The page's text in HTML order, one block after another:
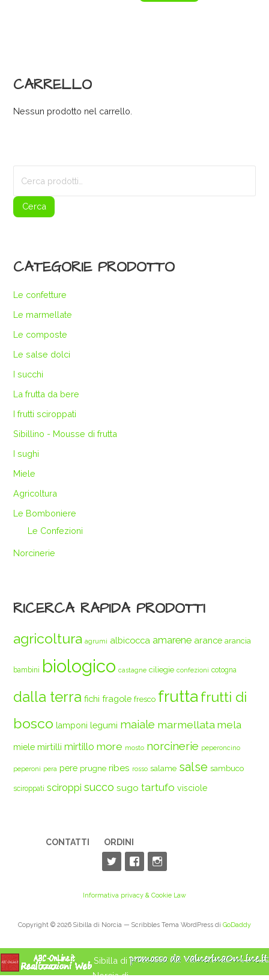
CARRELLO
Nessun prodotto nel carrello.
Cerca
CATEGORIE PRODOTTO
Le confetture
Le marmellate
Le composte
Le salse dolci
I succhi
La frutta da bere
I frutti sciroppati
Sibillino - Mousse di frutta
I sughi
Miele
Agricoltura
Le Bomboniere
Le Confezioni
Norcinerie
RICERCA RAPIDA PRODOTTI
agricoltura agrumi albicocca amarene arance arancia
bambini biologico castagne ciliegie confezioni cotogna
dalla terra fichi fragole fresco frutta frutti di
bosco lamponi legumi maiale marmellata mela
miele mirtilli mirtillo more mosto norcinerie peperoncino
peperoni pera pere prugne ribes rosso salame salse sambuco
sciroppati sciroppi succo sugo tartufo visciole
CONTATTI ORDINI
Informativa privacy & Cookie Law
Copyright © 2026 Sibilla di Norcia — Scribbles Tema WordPress di GoDaddy
Sibilla di
Norcia di